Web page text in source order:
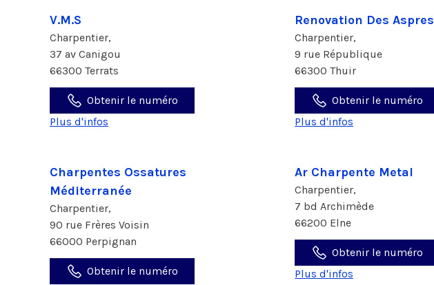
V.M.S
Charpentier,
37 av Canigou
66300 Terrats
Obtenir le numéro
Plus d'infos
Renovation Des Aspres
Charpentier,
9 rue République
66300 Thuir
Obtenir le numéro
Plus d'infos
Charpentes Ossatures
Méditerranée
Charpentier,
90 rue Frères Voisin
66000 Perpignan
Obtenir le numéro
Ar Charpente Metal
Charpentier,
7 bd Archimède
66200 Elne
Obtenir le numéro
Plus d'infos